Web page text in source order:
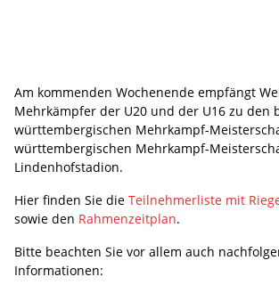
Am kommenden Wochenende empfängt
Mehrkämpfer der U20 und der U16 zu den
württembergischen Mehrkampf-
württembergischen Mehrkampf-
Lindenhofstadion.
Hier finden Sie die Teilnehmerliste mit
sowie den Rahmenzeitplan.
Bitte beachten Sie vor allem auch
Informationen: